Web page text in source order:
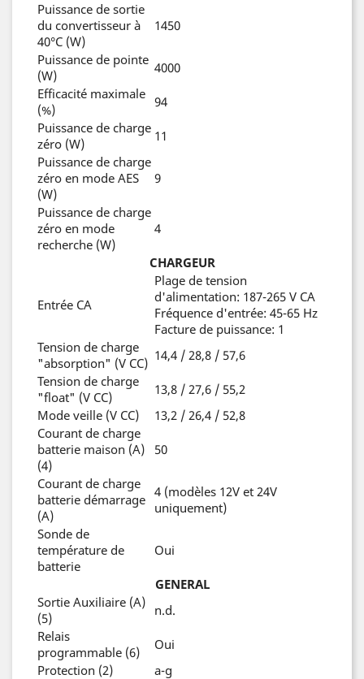
Puissance de sortie
du convertisseur à
40°C (W)
1450
Puissance de pointe
(W)
4000
Efficacité maximale
(%)
94
Puissance de charge
zéro (W)
11
Puissance de charge
zéro en mode AES
(W)
9
Puissance de charge
zéro en mode
recherche (W)
4
CHARGEUR
Entrée CA
Plage de tension
d'alimentation: 187-265 V CA
Fréquence d'entrée: 45-65 Hz
Facture de puissance: 1
Tension de charge
"absorption" (V CC) 14,4 / 28,8 / 57,6
Tension de charge
"float" (V CC)
13,8 / 27,6 / 55,2
Mode veille (V CC)
13,2 / 26,4 / 52,8
Courant de charge
batterie maison (A)
(4)
50
Courant de charge
batterie démarrage
(A)
4 (modèles 12V et 24V
uniquement)
Sonde de
température de
batterie
Oui
GENERAL
Sortie Auxiliaire (A)
(5)
n.d.
Relais
programmable (6)
Oui
Protection (2)
a-g